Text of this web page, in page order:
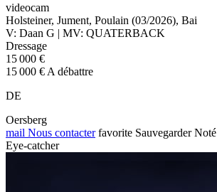
videocam
Holsteiner, Jument, Poulain (03/2026), Bai
V: Daan G | MV: QUATERBACK
Dressage
15 000 €
15 000 € A débattre
DE
Oersberg
mail Nous contacter favorite Sauvegarder Noté
Eye-catcher